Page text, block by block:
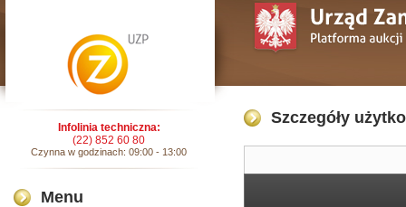
Szczegóły
Infolinia techniczna:
(22) 852 60 80
Czynna w godzinach: 09:00 - 13:00
Menu